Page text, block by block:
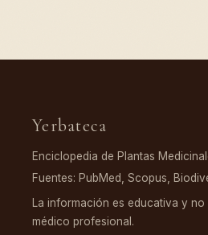
Yerbateca
Enciclopedia de Plantas
Fuentes: PubMed, Scopus,
La información es educativa y
médico profesional.